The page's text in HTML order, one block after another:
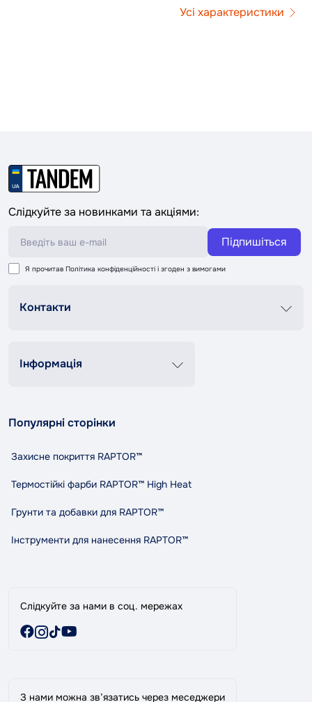
Усі характеристики
Слідкуйте за новинками та акціями:
Підпишіться
Я прочитав Політика конфіденційності і згоден з вимогами
Контакти
Сб-Нд 9:00-18:00
contact@tandemshop.ua
Інформація
Доставка та оплата
Політика конфіденційності
Правила та умови користування
Індикативний розхід RAPTOR
Виробники
Популярні сторінки
Захисне покриття RAPTOR™
Термостійкі фарби RAPTOR™ High Heat
Грунти та добавки для RAPTOR™
Інструменти для нанесення RAPTOR™
Слідкуйте за нами в соц. мережах
З нами можна зв’язатись через меседжери